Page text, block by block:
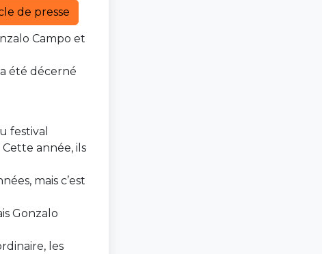
de presse
Campo et
été décerné
festival
année, ils
mais c’est
Gonzalo
les